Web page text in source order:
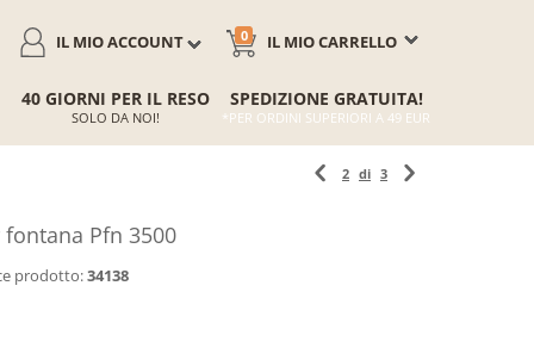
IL MIO CARRELLO
0
IL MIO ACCOUNT
40 GIORNI PER IL RESO
SOLO DA NOI!
SPEDIZIONE GRATUITA!
*PER ORDINI SUPERIORI A 49 EUR
2 di 3
fontana Pfn 3500
prodotto:34138